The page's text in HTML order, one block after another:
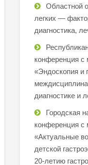
Областной
легких —
диагностика,
конференция
«Эндоскопия и
диагностике и
Городская
конференция
«Актуальные
детской
20-летию